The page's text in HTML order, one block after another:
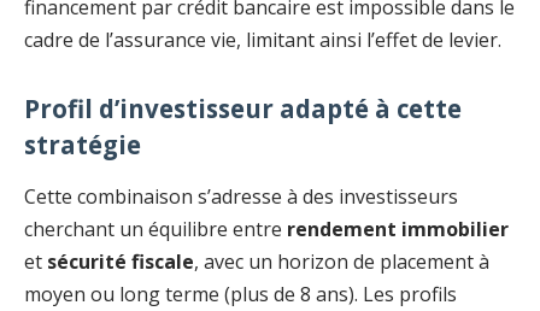
financement par crédit bancaire est impossible dans le
cadre de l’assurance vie, limitant ainsi l’effet de levier.
Profil d’investisseur adapté à cette
stratégie
Cette combinaison s’adresse à des investisseurs
cherchant un équilibre entre rendement immobilier
et sécurité fiscale, avec un horizon de placement à
moyen ou long terme (plus de 8 ans). Les profils